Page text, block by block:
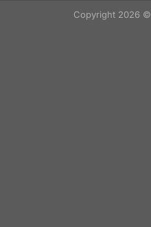
Copyright 2026 ©